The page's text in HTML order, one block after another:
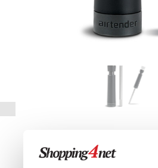
LISÄÄ TOIVELISTALLE